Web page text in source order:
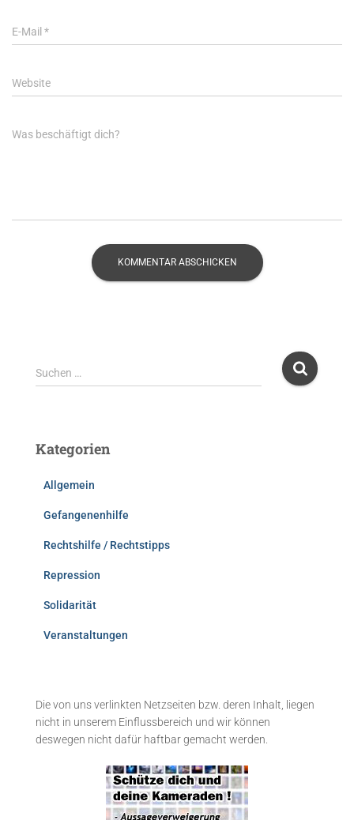
E-Mail *
Website
Was beschäftigt dich?
S
u
n
Suchen …
Kategorien
Allgemein
Gefangenenhilfe
Rechtshilfe / Rechtstipps
Repression
Solidarität
Veranstaltungen
Die von uns verlinkten Netzseiten bzw. deren Inhalt, liegen
nicht in unserem Einflussbereich und wir können
deswegen nicht dafür haftbar gemacht werden.